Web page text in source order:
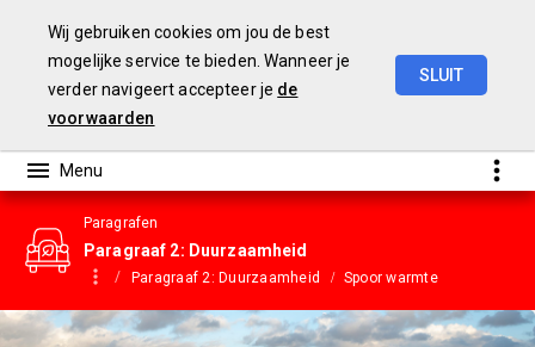
Wij gebruiken cookies om jou de best
mogelijke service te bieden. Wanneer je
verder navigeert accepteer je de
voorwaarden
SLUIT
Paragrafen
Paragraaf 2: Duurzaamheid
Paragraaf 2: Duurzaamheid Spoor warmte